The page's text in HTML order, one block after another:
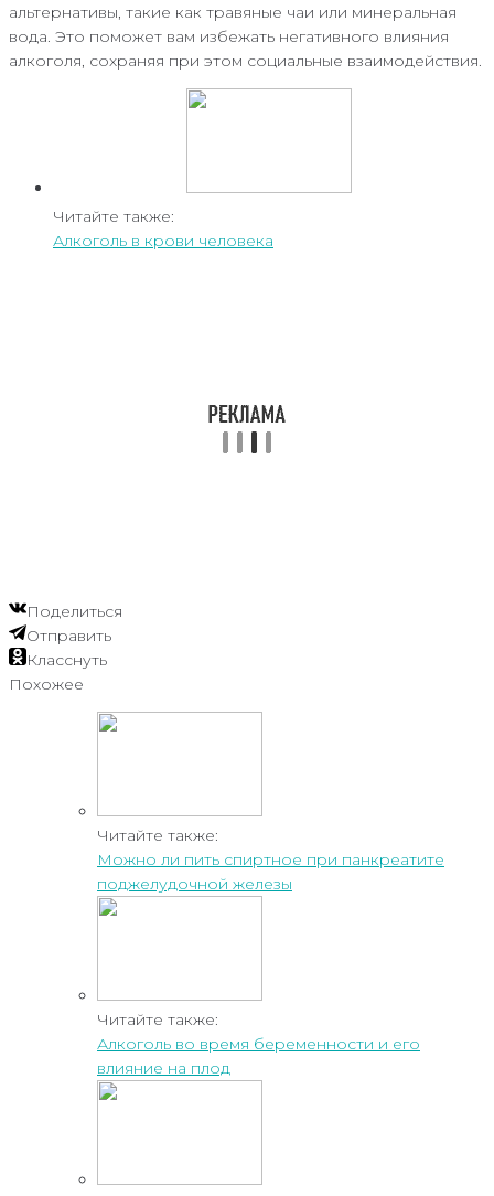
альтернативы, такие как травяные чаи или минеральная
вода. Это поможет вам избежать негативного влияния
алкоголя, сохраняя при этом социальные взаимодействия.
Читайте также:
Алкоголь в крови человека
Поделиться
Отправить
Класснуть
Похожее
Читайте также:
Можно ли пить спиртное при панкреатите
поджелудочной железы
Читайте также:
Алкоголь во время беременности и его
влияние на плод